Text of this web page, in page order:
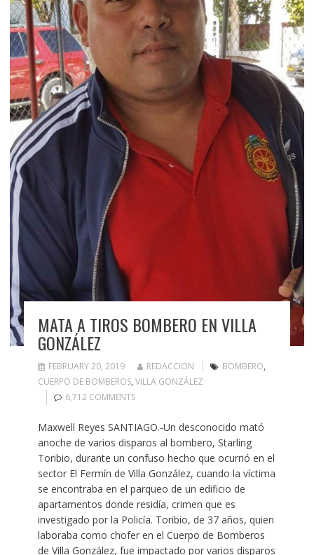
MATA A TIROS BOMBERO EN VILLA
GONZÁLEZ
FEBRUARY 20, 2019 REDACCION BOMBERO,
CUERPO DE BOMBEROS, VILLA GONZÁLEZ
6,712 COMMENTS
Maxwell Reyes SANTIAGO.-Un desconocido mató
anoche de varios disparos al bombero, Starling
Toribio, durante un confuso hecho que ocurrió en el
sector El Fermín de Villa González, cuando la víctima
se encontraba en el parqueo de un edificio de
apartamentos donde residía, crimen que es
investigado por la Policía. Toribio, de 37 años, quien
laboraba como chofer en el Cuerpo de Bomberos
de Villa González, fue impactado por varios disparos